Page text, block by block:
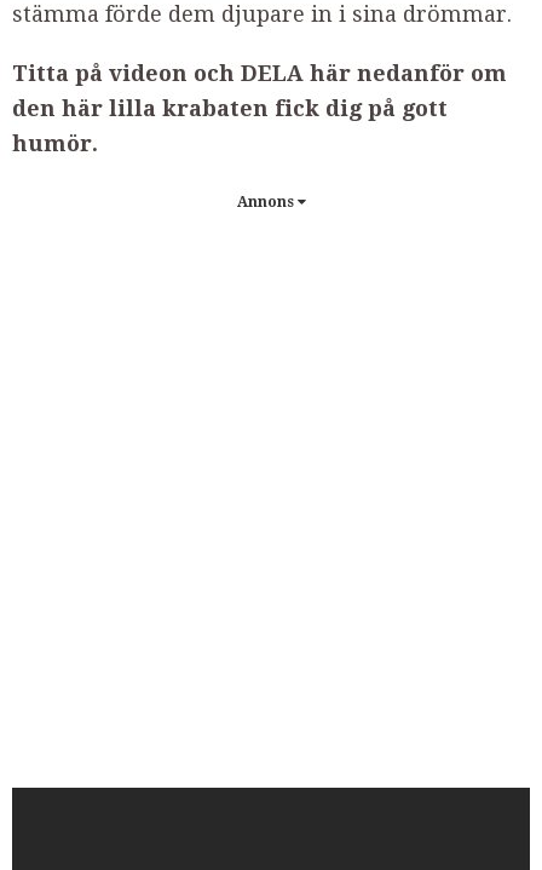
stämma förde dem djupare in i sina drömmar.
Titta på videon och DELA här nedanför om
den här lilla krabaten fick dig på gott
humör.
Annons